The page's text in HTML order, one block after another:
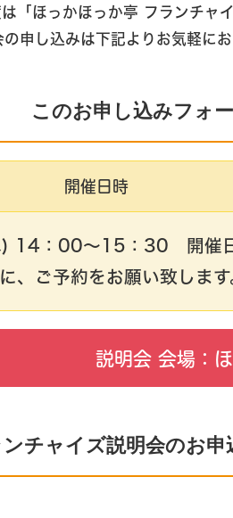
「ほっかほっか亭 フランチャ
申し込みは下記よりお気軽に
このお申し込みフォ
開催日時
14：00〜15：30 開催
、ご予約をお願い致します
説明会 会場：
チャイズ説明会のお